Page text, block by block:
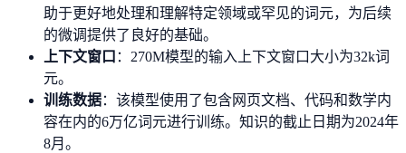
助于更好地处理和理解特定领域或罕见的词元，为后续
的微调提供了良好的基础。
上下文窗口 ：270M模型的输入上下文窗口大小为32k词
元。
训练数据：该模型使用了包含网页文档、代码和数学内
容在内的6万亿词元进行训练。知识的截止日期为2024年
8月。